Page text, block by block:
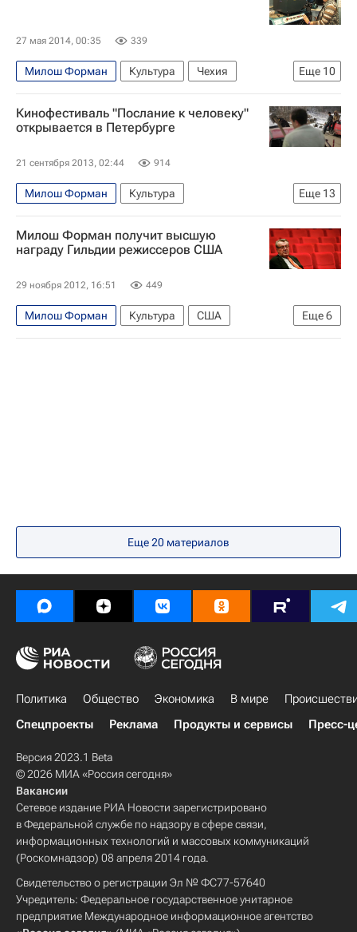
27 мая 2014, 00:35 339
Еще 10
Милош Форман Культура
Чехия
Краснодар
Новороссийск
Краснодарский край
Весь мир
Европа
Оскар (премия)
Берлинский кинофестиваль
Кинофестиваль "Послание к человеку"
открывается в Петербурге
21 сентября 2013, 02:44 914
Еще 13
Милош Форман
Культура
Санкт-Петербург
Европа
Северо-Западный ФО
Весь мир
Ксения Собчак
Джонни Депп
Виктор Косаковский
Виталий Манский
Ульрих Зайдль
Милош Форман получит высшую
награду Гильдии режиссеров США
29 ноября 2012, 16:51 449
Еще6
Милош Форман Культура
США
Америка
Весь мир
Северная Америка
Еще20 материалов
Политика Общество Экономика В мире
Спецпроекты
Реклама Продукты и сервисы Пресс-
Версия 2023.1 Beta
© 2026 МИА «Россия сегодня»
Вакансии
Сетевое издание РИА Новости зарегистрировано
в Федеральной службе по надзору в сфере связи,
информационных технологий и массовых коммуникаций
(Роскомнадзор) 08 апреля 2014 года.
Свидетельство о регистрации Эл № ФС77-57640
Учредитель: Федеральное государственное унитарное
предприятие Международное информационное агентство